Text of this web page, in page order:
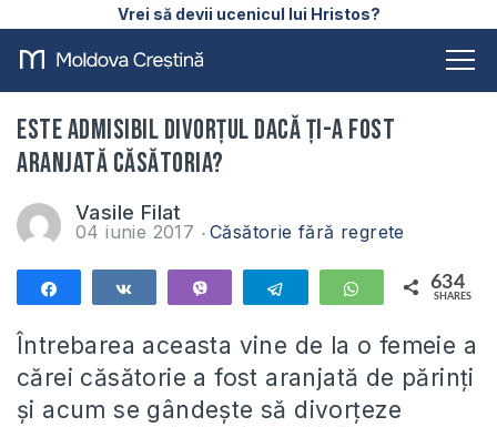
Vrei să devii ucenicul lui Hristos?
Este admisibil divorțul dacă ți-a fost
aranjată căsătoria?
Vasile Filat
04 iunie 2017 Căsătorie fără regrete
Telegram WhatsApp
634
SHARES
Întrebarea aceasta vine de la o femeie a
cărei căsătorie a fost aranjată de părinți
și acum se gândește să divorțeze